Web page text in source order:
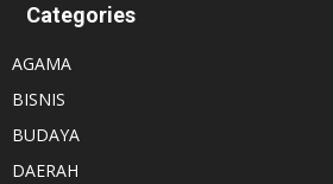
Categories
AGAMA
BISNIS
BUDAYA
DAERAH